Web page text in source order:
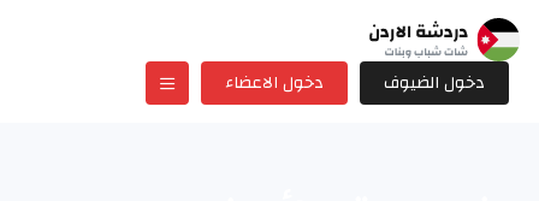
دخول الضيوف دخول الاعضاء